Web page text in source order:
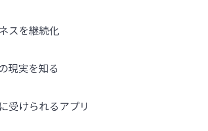
スを継続化
現実を知る
受けられるアプリ